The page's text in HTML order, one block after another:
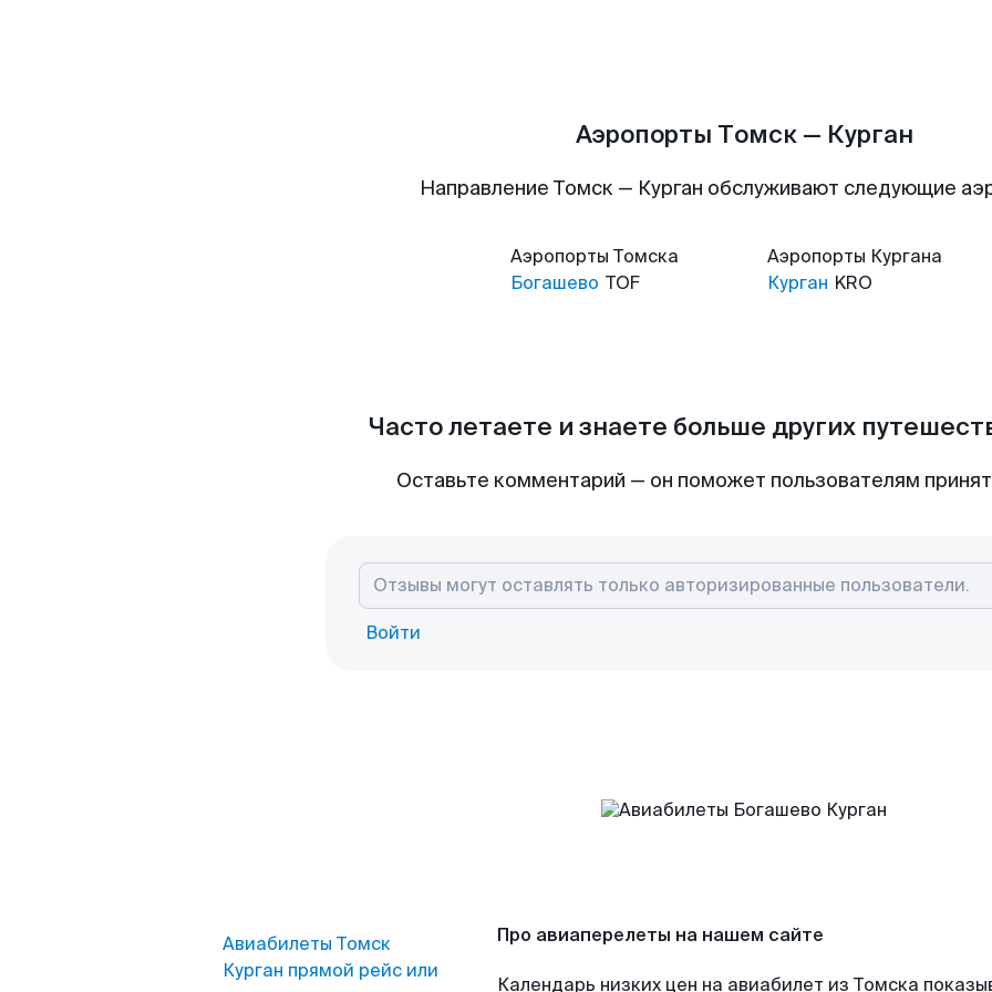
Аэропорты Томск — Курган
Направление Томск — Курган обслуживают следующие
Аэропорты Томска
Богашево TOF
Аэропорты Кургана
Курган KRO
Часто летаете и знаете больше других
Оставьте комментарий — он поможет пользователям
Войти
Авиабилеты Томск
Курган прямой рейс или
Про авиаперелеты на нашем сайте
Календарь низких цен на авиабилет из Томска